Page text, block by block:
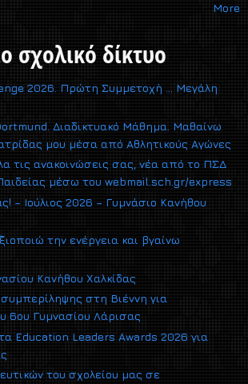
More
σχολικό δίκτυο
2026. Πρώτη Συμμετοχή … Μεγάλη
Διαδικτυακό Μάθημα. Μαθαίνω
μου μέσα από Αθλητικούς Αγώνες
τις ανακοινώσεις σας, νέα από το ΠΣΔ
μέσω του webmail.sch.gr/express
– Ιούλιος 2026 – Γυμνάσιο Κανήθου
την ενέργεια και βγαίνω
Κανήθου Χαλκίδας
στη Βιέννη για
6ου Γυμνασίου Λάρισας
Education Leaders Awards 2026 για
του σχολείου μας σε